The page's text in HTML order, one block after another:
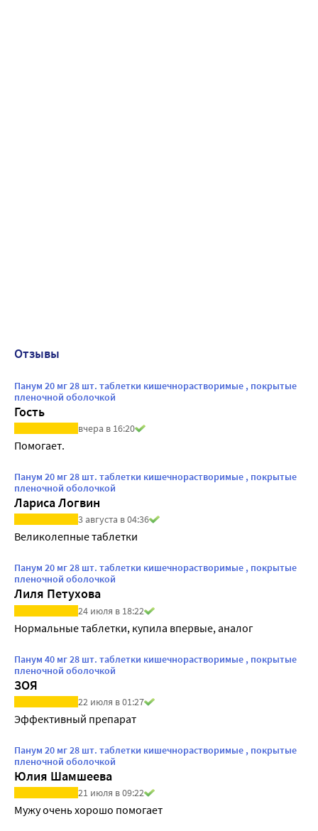
Отзывы
Панум 20 мг 28 шт. таблетки кишечнорастворимые , покрытые
пленочной оболочкой
Гость
вчера в 16:20
Помогает.
Панум 20 мг 28 шт. таблетки кишечнорастворимые , покрытые
пленочной оболочкой
Лариса Логвин
3 августа в 04:36
Великолепные таблетки
Панум 20 мг 28 шт. таблетки кишечнорастворимые , покрытые
пленочной оболочкой
Лиля Петухова
24 июля в 18:22
Нормальные таблетки, купила впервые, аналог
Панум 40 мг 28 шт. таблетки кишечнорастворимые , покрытые
пленочной оболочкой
ЗОЯ
22 июля в 01:27
Эффективный препарат
Панум 20 мг 28 шт. таблетки кишечнорастворимые , покрытые
пленочной оболочкой
Юлия Шамшеева
21 июля в 09:22
Мужу очень хорошо помогает